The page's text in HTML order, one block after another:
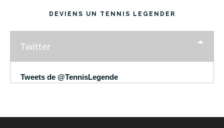
DEVIENS UN TENNIS LEGENDER
Twitter
Tweets de @TennisLegende